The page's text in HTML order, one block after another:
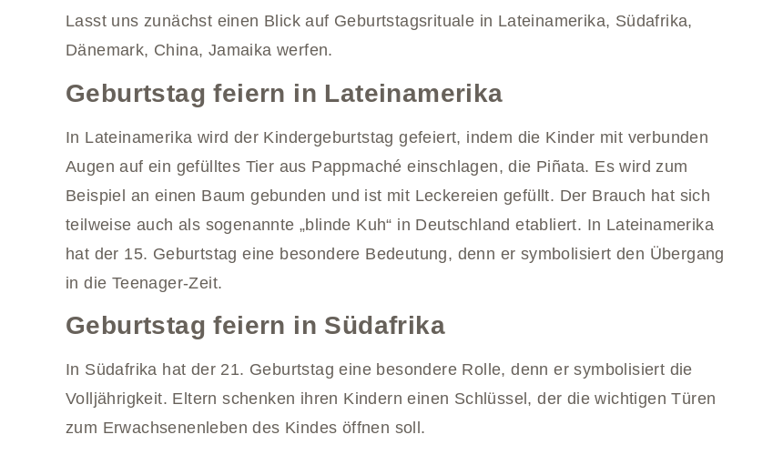
Lasst uns zunächst einen Blick auf Geburtstagsrituale in Lateinamerika, Südafrika,
Dänemark, China, Jamaika werfen.
Geburtstag feiern in Lateinamerika
In Lateinamerika wird der Kindergeburtstag gefeiert, indem die Kinder mit verbunden
Augen auf ein gefülltes Tier aus Pappmaché einschlagen, die Piñata. Es wird zum
Beispiel an einen Baum gebunden und ist mit Leckereien gefüllt. Der Brauch hat sich
teilweise auch als sogenannte „blinde Kuh“ in Deutschland etabliert. In Lateinamerika
hat der 15. Geburtstag eine besondere Bedeutung, denn er symbolisiert den Übergang
in die Teenager-Zeit.
Geburtstag feiern in Südafrika
In Südafrika hat der 21. Geburtstag eine besondere Rolle, denn er symbolisiert die
Volljährigkeit. Eltern schenken ihren Kindern einen Schlüssel, der die wichtigen Türen
zum Erwachsenenleben des Kindes öffnen soll.